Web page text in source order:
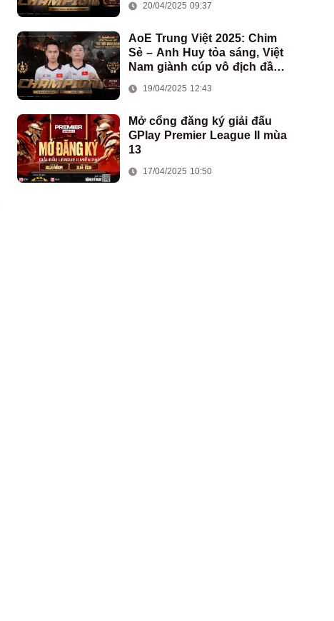
đoàn AoE Việt Nam
20/04/2025 09:37
AoE Trung Việt 2025: Chim
Sẻ – Anh Huy tỏa sáng, Việt
Nam giành cúp vô địch đầu
19/04/2025 12:43
Mở cổng đăng ký giải đấu
GPlay Premier League II mùa
13
17/04/2025 10:50